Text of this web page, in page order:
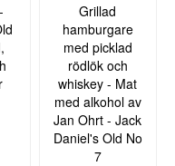
Grillad
hamburgare
med picklad
rödlök och
whiskey - Mat
med alkohol av
Jan Ohrt - Jack
Daniel's Old No
7